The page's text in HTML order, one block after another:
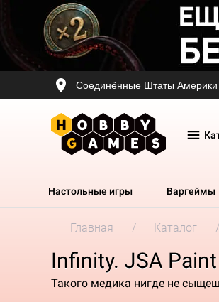
Соединённые Штаты Америки
Настольные игры Варгеймы
Главная Каталог
Infinity. JSA
Такого медика нигде не